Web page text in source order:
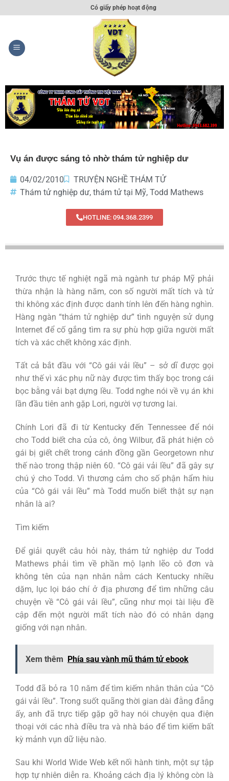
Có giấy phép hoạt động
Vụ án được sáng tỏ nhờ thám tử nghiệp dư
04/02/2010
TRUYỆN NGHỀ THÁM TỬ
Thám tử nghiệp dư, thám tử tại Mỹ, Todd Mathews
HOTLINE: 094.368.2399
Trước thực tế nghiệt ngã mà ngành tư pháp Mỹ phải
thừa nhận là hàng năm, con số người mất tích và tử
thi không xác định được danh tính lên đến hàng nghìn.
Hàng ngàn “thám tử nghiệp dư” tình nguyện sử dụng
Internet để cố gắng tìm ra sự phù hợp giữa người mất
tích và xác chết không xác định.
Tất cả bắt đầu với “Cô gái vải lều” – sở dĩ được gọi
như thế vì xác phụ nữ này được tìm thấy bọc trong cái
bọc bằng vải bạt dựng lều. Todd nghe nói về vụ án khi
lần đầu tiên anh gặp Lori, người vợ tương lai.
Chính Lori đã đi từ Kentucky đến Tennessee để nói
cho Todd biết cha của cô, ông Wilbur, đã phát hiện cô
gái bị giết chết trong cánh đồng gần Georgetown như
thế nào trong thập niên 60. “Cô gái vải lều” đã gây sự
chú ý cho Todd. Vì thương cảm cho số phận hẩm hiu
của “Cô gái vải lều” mà Todd muốn biết thật sự nạn
nhân là ai?
Tìm kiếm
Để giải quyết câu hỏi này, thám tử nghiệp dư Todd
Mathews phải tìm về phần mộ lạnh lẽo cô đơn và
không tên của nạn nhân nằm cách Kentucky nhiều
dặm, lục lọi báo chí ở địa phương để tìm những câu
chuyện về “Cô gái vải lều”, cũng như mọi tài liệu đề
cập đến một người mất tích nào đó có nhân dạng
giống với nạn nhân.
Xem thêm Phía sau vành mũ thám tử ebook
Todd đã bỏ ra 10 năm để tìm kiếm nhân thân của “Cô
gái vải lều”. Trong suốt quãng thời gian dài đằng đẵng
ấy, anh đã trực tiếp gặp gỡ hay nói chuyện qua điện
thoại với các nhà điều tra và nhà báo để tìm kiếm bất
kỳ mảnh vụn dữ liệu nào.
Sau khi World Wide Web kết nối hành tinh, một sự tập
hợp tự nhiên diễn ra. Khoảng cách địa lý không còn là